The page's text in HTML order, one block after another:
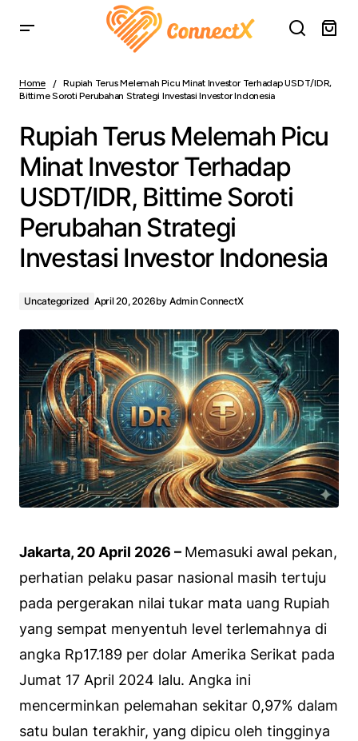
USDT/IDR, Bittime Soroti Perubahan Strategi Investasi
Investor Indonesia
Home
Rupiah Terus Melemah Picu Minat Investor Terhadap USDT/IDR,
Bittime Soroti Perubahan Strategi Investasi Investor Indonesia
Rupiah Terus Melemah Picu
Minat Investor Terhadap
USDT/IDR, Bittime Soroti
Perubahan Strategi
Investasi Investor Indonesia
Uncategorized April 20, 2026by Admin ConnectX
Jakarta, 20 April 2026 – Memasuki awal pekan,
perhatian pelaku pasar nasional masih tertuju
pada pergerakan nilai tukar mata uang Rupiah
yang sempat menyentuh level terlemahnya di
angka Rp17.189 per dolar Amerika Serikat pada
Jumat 17 April 2024 lalu. Angka ini
mencerminkan pelemahan sekitar 0,97% dalam
satu bulan terakhir, yang dipicu oleh tingginya